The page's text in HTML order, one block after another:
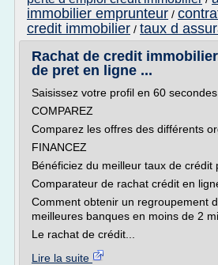
immobilier emprunteur /
credit immobilier / taux d
Rachat de credit
de pret en ligne ...
Saisissez votre profil en 60 secondes.
COMPAREZ
Comparez les offres des différents
FINANCEZ
Bénéficiez du meilleur taux de crédit
Comparateur de rachat crédit en
Comment obtenir un regroupement
meilleures banques en moins de 2
Le rachat de crédit...
Lire la suite